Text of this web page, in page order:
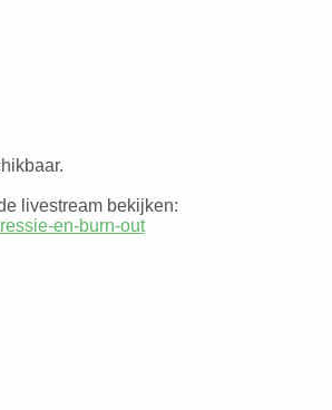
livestream bekijken:
en-burn-out